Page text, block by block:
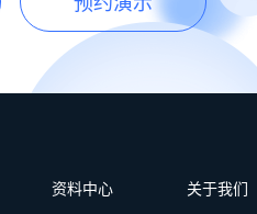
资料中心 关于我们